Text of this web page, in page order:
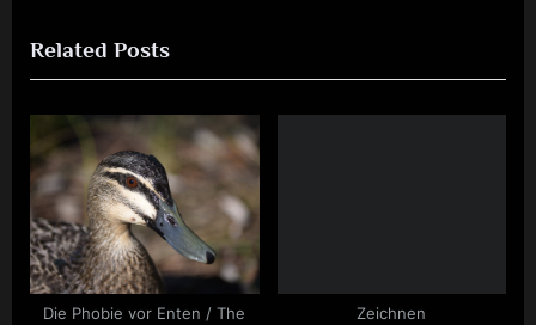
v
i
o
u
s
o
s
t
t
P
o
t
:
Related Posts
Die Phobie vor Enten / The
Zeichnen